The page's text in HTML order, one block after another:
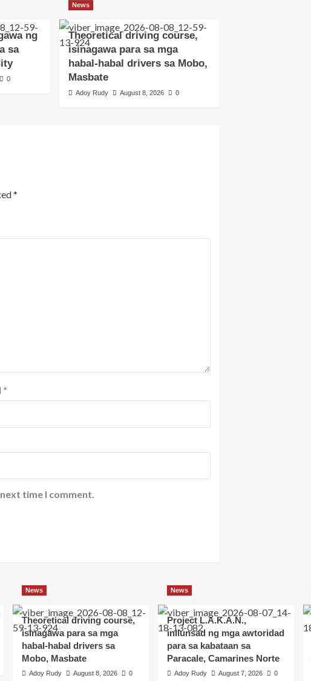
ng
sa
0
News
Theoretical driving course,
isinagawa para sa mga
habal-habal drivers sa Mobo,
Masbate
Adoy Rudy August 8, 2026 0
*
*
time I comment.
News
Theoretical driving course,
isinagawa para sa mga
habal-habal drivers sa
Mobo, Masbate
Adoy Rudy August 8, 2026 0
News
Project L.A.K.A.N.,
inilunsad ng mga awtoridad
para sa kabataan sa
Paracale, Camarines Norte
Adoy Rudy August 7, 2026 0